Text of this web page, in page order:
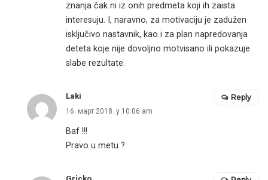
znanja čak ni iz onih predmeta koji ih zaista
interesuju. I, naravno, za motivaciju je zadužen
isključivo nastavnik, kao i za plan napredovanja
deteta koje nije dovoljno motvisano ili pokazuje
slabe rezultate.
Laki
16. март 2018. у 10:06 am
Baf !!!
Pravo u metu ?
Reply